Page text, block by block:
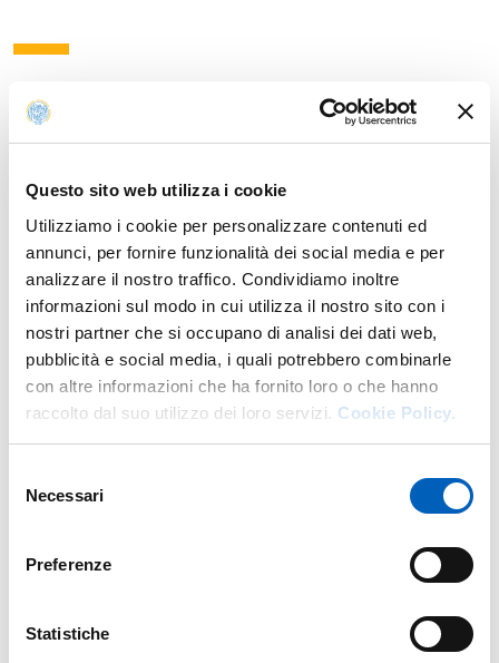
Questo sito web utilizza i cookie
Utilizziamo i cookie per personalizzare contenuti ed
annunci, per fornire funzionalità dei social media e per
analizzare il nostro traffico. Condividiamo inoltre
informazioni sul modo in cui utilizza il nostro sito con i
nostri partner che si occupano di analisi dei dati web,
pubblicità e social media, i quali potrebbero combinarle
con altre informazioni che ha fornito loro o che hanno
raccolto dal suo utilizzo dei loro servizi. Cookie Policy.
delNecessari
Preferenze
Statistiche
Teaching
Research
Publications
Injury, Risk and Training Habits Among Dog Agility
Authors: Demeco A.; Pinotti L.; De Sire A.; Marotta N.; Salerno A.;
Ammendolia A.; Costantino C.
Year: 2025
Psychological reactions and organizational adaptations
Di Naro A.; Paccone A.; Giannachi F.; Vetti E.; Rendina R.; Nicolo M.;
Adraman A.; Bonelli C.; Brazzo O.; Dore A.; Spedicato A.; Vecchietto